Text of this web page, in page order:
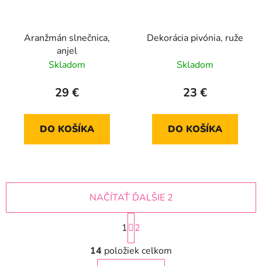
Aranžmán slnečnica,
anjel
Skladom
29 €
DO KOŠÍKA
Dekorácia pivónia, ruže
Skladom
23 €
DO KOŠÍKA
O
v
NAČÍTAŤ ĎALŠIE 2
S
t
r
á
n
1
2
14 položiek celkom